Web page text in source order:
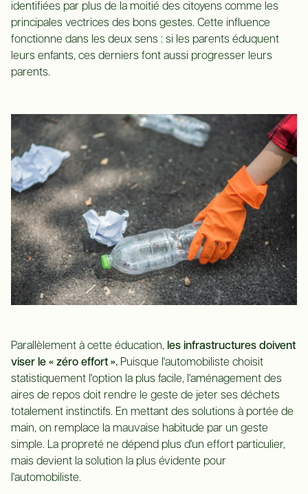
identifiées par plus de la moitié des citoyens comme les
principales vectrices des bons gestes. Cette influence
fonctionne dans les deux sens : si les parents éduquent
leurs enfants, ces derniers font aussi progresser leurs
parents.
Parallèlement à cette éducation, les infrastructures doivent
viser le « zéro effort ». Puisque l'automobiliste choisit
statistiquement l'option la plus facile, l'aménagement des
aires de repos doit rendre le geste de jeter ses déchets
totalement instinctifs. En mettant des solutions à portée de
main, on remplace la mauvaise habitude par un geste
simple. La propreté ne dépend plus d'un effort particulier,
mais devient la solution la plus évidente pour
l'automobiliste.